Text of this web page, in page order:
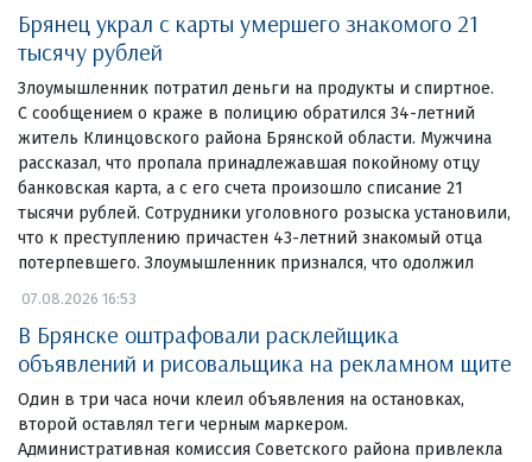
Брянец украл с карты умершего знакомого 21
тысячу рублей
Злоумышленник потратил деньги на продукты и спиртное.
С сообщением о краже в полицию обратился 34-летний
житель Клинцовского района Брянской области. Мужчина
рассказал, что пропала принадлежавшая покойному отцу
банковская карта, а с его счета произошло списание 21
тысячи рублей. Сотрудники уголовного розыска установили,
что к преступлению причастен 43-летний знакомый отца
потерпевшего. Злоумышленник признался, что одолжил
07.08.2026 16:53
В Брянске оштрафовали расклейщика
объявлений и рисовальщика на рекламном щите
Один в три часа ночи клеил объявления на остановках,
второй оставлял теги черным маркером.
Административная комиссия Советского района привлекла